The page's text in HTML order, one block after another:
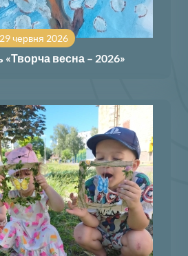
29 червня 2026
весна – 2026»